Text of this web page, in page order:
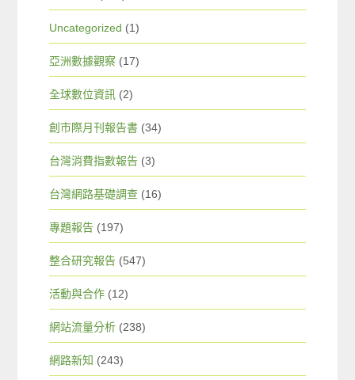
Uncategorized (1)
亞洲數據觀察 (17)
全球數位資訊 (2)
創市際月刊報告書 (34)
台灣消費指數報告 (3)
台灣網路基礎調查 (16)
專題報告 (197)
整合研究報告 (547)
活動與合作 (12)
網站流量分析 (238)
網路新知 (243)